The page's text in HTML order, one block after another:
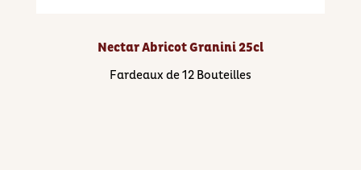
Nectar Abricot Granini 25cl
Fardeaux de 12 Bouteilles